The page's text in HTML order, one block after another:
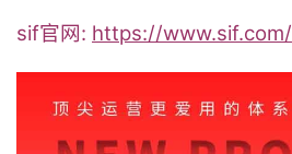
sif官网: https://www.sif.com/